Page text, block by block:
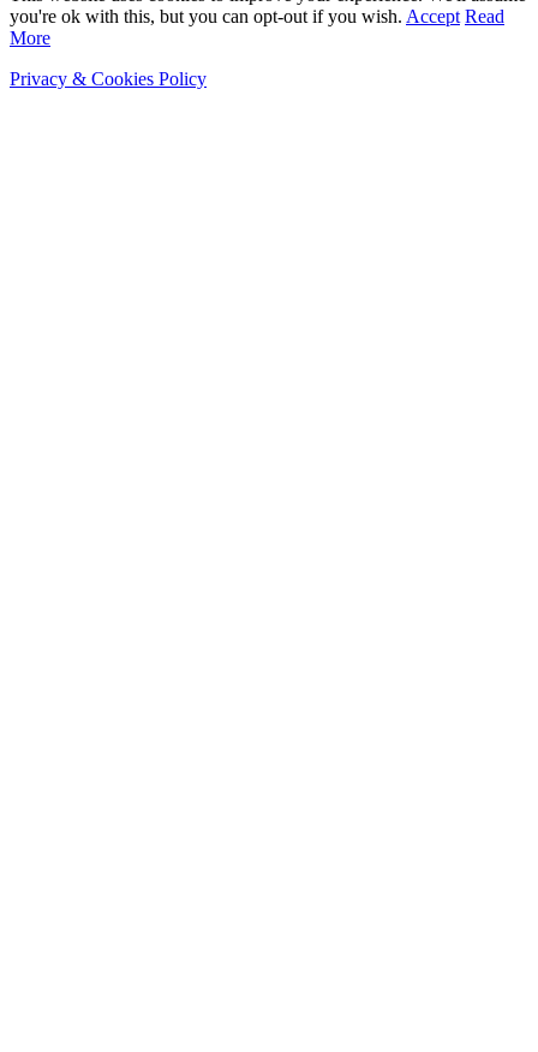
you're ok with this, but you can opt-out if you wish. Accept Read
More
Privacy & Cookies Policy